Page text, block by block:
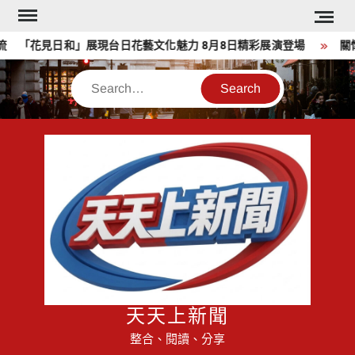
Skip
content
花見日和」展現台日花藝文化魅力 8月8日精彩展演登場 關懷
Search
天天上新聞
整合、閱讀、分享